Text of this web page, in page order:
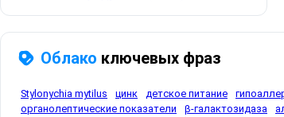
Облако ключевых фраз
Stylonychia mytilus цинк детское питание
органолептические показатели
β-галактозидаза